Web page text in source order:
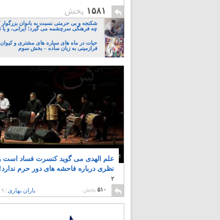
۱۵۸۱ پخش
شکنجه و بی حرمتی نسبت به بانوان بزرگوار
چه فرهنگی سرچشمه می گیرد؛ ایرانی، و یا
حیات در ماه های سیاره های مشتری و
فرازمینی به زبان ساده – بخش سوم
علم الهدی می گوید کنسرت فساد است
نظری درباره فاحشه های دور حرم ندارد!
۲
۵۱۰ پخش باران بهاری |۹ سال پیش